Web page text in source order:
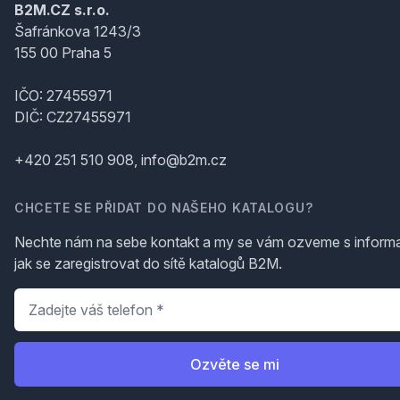
B2M.CZ s.r.o.
Šafránkova 1243/3
155 00 Praha 5
IČO: 27455971
DIČ: CZ27455971
+420 251 510 908, info@b2m.cz
CHCETE SE PŘIDAT DO NAŠEHO KATALOGU?
Nechte nám na sebe kontakt a my se vám ozveme s
jak se zaregistrovat do sítě katalogů B2M.
Telefon
Ozvěte se mi